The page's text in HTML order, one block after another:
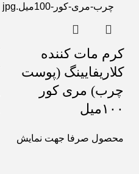
کرم مات کننده
کلاریفایینگ (پوست
چرب) مری کور
۱۰۰میل
محصول صرفا جهت نمایش